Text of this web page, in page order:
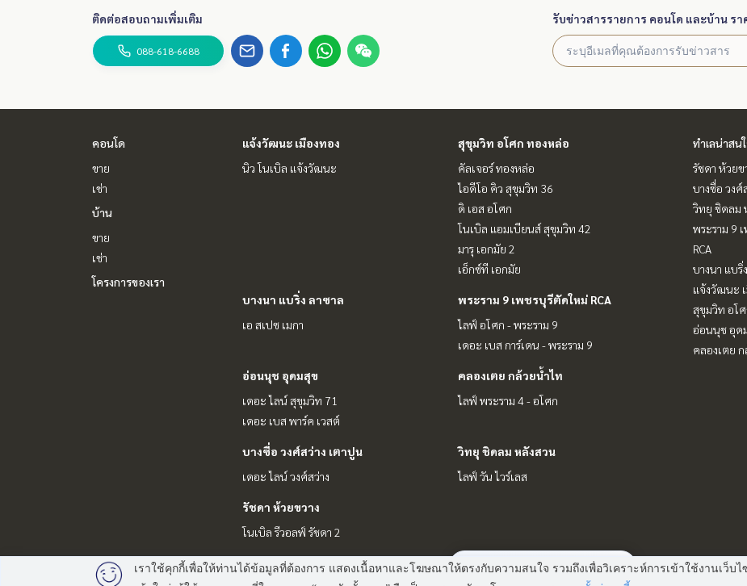
มี3คนกำลังดูประกาศนี้
ติดต่อสอบถามเพิ่มเติม
088-618-6688
รับข่าวสารรายการ คอนโด และบ้าน รา
คอนโด
ขาย
เช่า
บ้าน
ขาย
เช่า
โครงการของเรา
แจ้งวัฒนะ เมืองทอง
นิว โนเบิล แจ้งวัฒนะ
สุขุมวิท อโศก ทองหล่อ
คัลเจอร์ ทองหล่อ
ไอดีโอ คิว สุขุมวิท 36
ดิ เอส อโศก
โนเบิล แอมเบียนส์ สุขุมวิท 42
มารุ เอกมัย 2
เอ็กซ์ที เอกมัย
บางนา แบริ่ง ลาซาล
เอ สเปซ เมกา
พระราม 9 เพชรบุรีตัดใหม่ RCA
ไลฟ์ อโศก - พระราม 9
เดอะ เบส การ์เดน - พระราม 9
อ่อนนุช อุดมสุข
เดอะ ไลน์ สุขุมวิท 71
เดอะ เบส พาร์ค เวสต์
คลองเตย กล้วยน้ำไท
ไลฟ์ พระราม 4 - อโศก
บางซื่อ วงศ์สว่าง เตาปูน
เดอะ ไลน์ วงศ์สว่าง
วิทยุ ชิดลม หลังสวน
ไลฟ์ วัน ไวร์เลส
รัชดา ห้วยขวาง
โนเบิล รีวอลฟ์ รัชดา 2
ทำเลน่าสน
รัชดา ห้วยข
บางซื่อ วงศ์
วิทยุ ชิดลม
พระราม 9
RCA
บางนา แบริ่
แจ้งวัฒนะ
สุขุมวิท อโ
อ่อนนุช อุด
คลองเตย
เราใช้คุกกี้เพื่อให้ท่านได้ข้อมูลที่ต้องการ แสดงเนื้อหาและโฆษณาให้ตรงกับความสนใจ รวมถึงเพื่อวิเคราะห์การเข้าใช้งานเว็บ